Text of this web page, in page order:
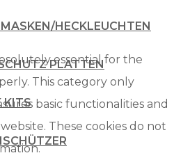
HECKLEUCHTEN
PLATTEN
KITS
essential for the
This category only
basic functionalities and
These cookies do not